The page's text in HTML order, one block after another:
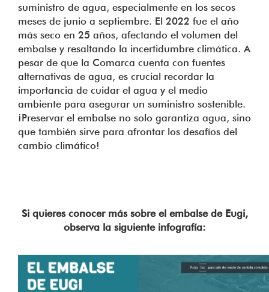
suministro de agua, especialmente en los secos
meses de junio a septiembre. El 2022 fue el año
más seco en 25 años, afectando el volumen del
embalse y resaltando la incertidumbre climática. A
pesar de que la Comarca cuenta con fuentes
alternativas de agua, es crucial recordar la
importancia de cuidar el agua y el medio
ambiente para asegurar un suministro sostenible.
¡Preservar el embalse no solo garantiza agua, sino
que también sirve para afrontar los desafíos del
cambio climático!
Si quieres conocer más sobre el embalse de Eugi,
observa la siguiente infografía: